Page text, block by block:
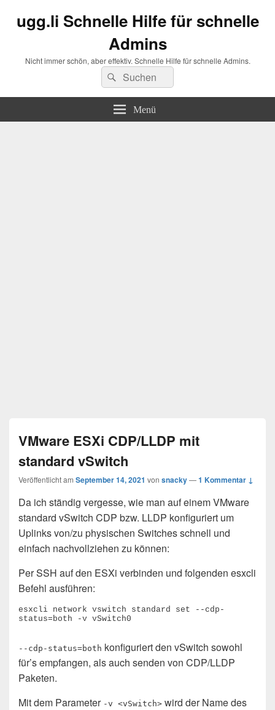
ugg.li Schnelle Hilfe für schnelle
Admins
Nicht immer schön, aber effektiv. Schnelle Hilfe für schnelle Admins.
Suchen
nach:
Suchen
Menü
VMware ESXi CDP/LLDP mit
standard vSwitch
Veröffentlicht am September 14, 2021 von snacky—1 Kommentar ↓
Da ich ständig vergesse, wie man auf einem VMware
standard vSwitch CDP bzw. LLDP konfiguriert um
Uplinks von/zu physischen Switches schnell und
einfach nachvollziehen zu können:
Per SSH auf den ESXi verbinden und folgenden esxcli
Befehl ausführen:
esxcli network vswitch standard set --cdp-
status=both -v vSwitch0
--cdp-status=both konfiguriert den vSwitch sowohl
für’s empfangen, als auch senden von CDP/LLDP
Paketen.
Mit dem Parameter -v <vSwitch> wird der Name des